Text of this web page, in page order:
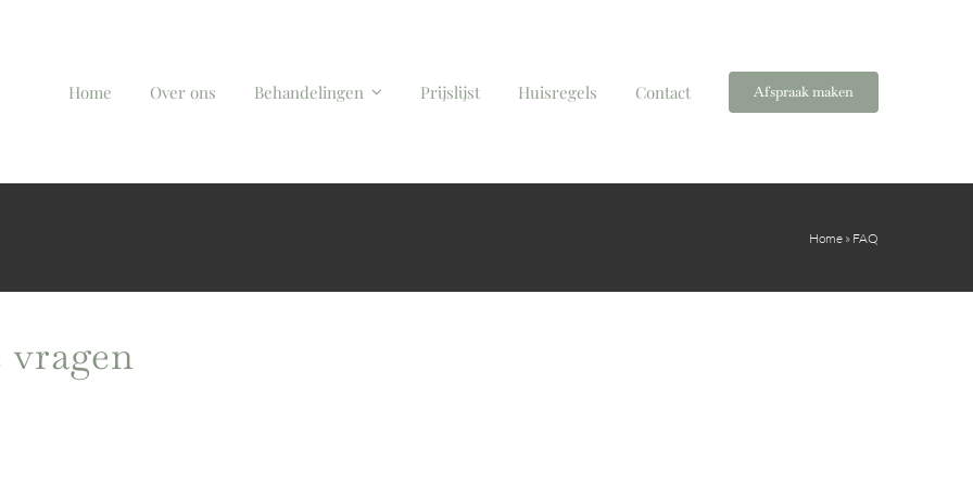
Home Over ons Behandelingen Prijslijst Huisregels Contact Afspraak maken
Home » FAQ
vragen